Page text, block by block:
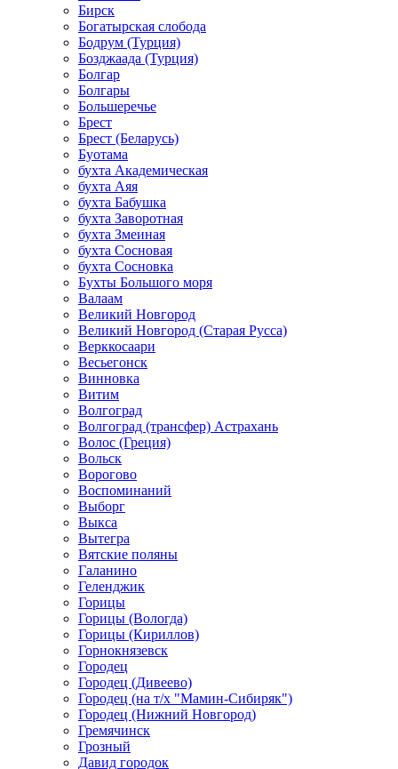
Бирск
Богатырская слобода
Бодрум (Турция)
Бозджаада (Турция)
Болгар
Болгары
Большеречье
Брест
Брест (Беларусь)
Буотама
бухта Академическая
бухта Аяя
бухта Бабушка
бухта Заворотная
бухта Змеиная
бухта Сосновая
бухта Сосновка
Бухты Большого моря
Валаам
Великий Новгород
Великий Новгород (Старая Русса)
Верккосаари
Весьегонск
Винновка
Витим
Волгоград
Волгоград (трансфер) Астрахань
Волос (Греция)
Вольск
Ворогово
Воспоминаний
Выборг
Выкса
Вытегра
Вятские поляны
Галанино
Геленджик
Горицы
Горицы (Вологда)
Горицы (Кириллов)
Горнокнязевск
Городец
Городец (Дивеево)
Городец (на т/х "Мамин-Сибиряк")
Городец (Нижний Новгород)
Гремячинск
Грозный
Давид городок